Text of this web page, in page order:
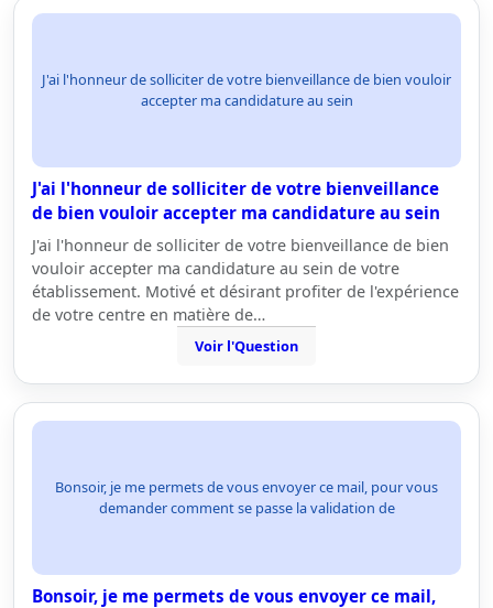
J'ai l'honneur de solliciter de votre bienveillance de bien vouloir
accepter ma candidature au sein
J'ai l'honneur de solliciter de votre bienveillance
de bien vouloir accepter ma candidature au sein
J'ai l'honneur de solliciter de votre bienveillance de bien
vouloir accepter ma candidature au sein de votre
établissement. Motivé et désirant profiter de l'expérience
de votre centre en matière de…
Voir l'Question
Bonsoir, je me permets de vous envoyer ce mail, pour vous
demander comment se passe la validation de
Bonsoir, je me permets de vous envoyer ce mail,